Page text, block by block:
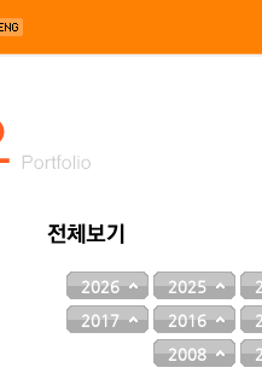
2026 2025
2017
2016
2008